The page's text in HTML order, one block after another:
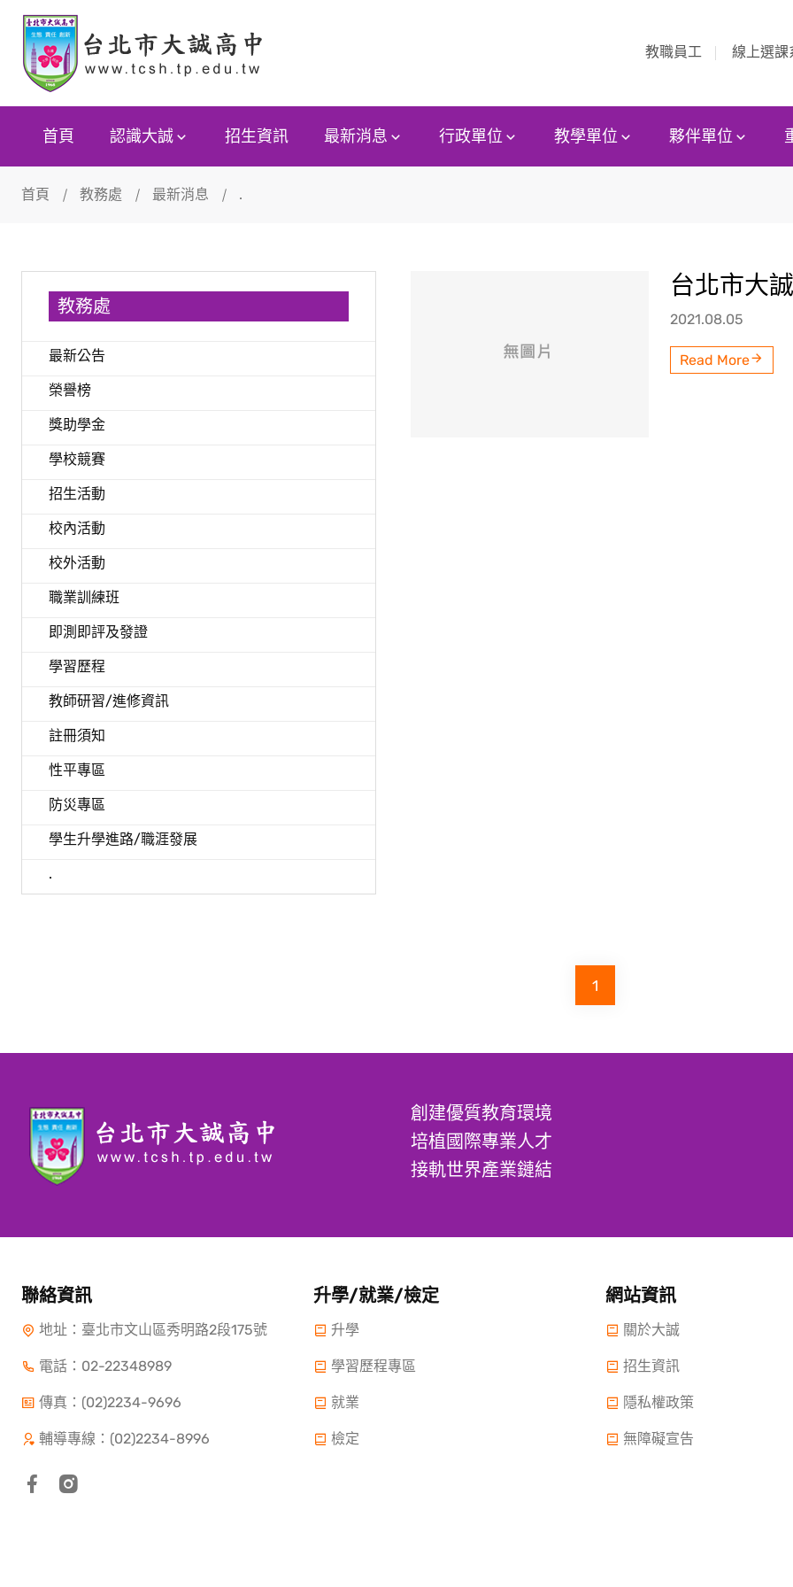
教職員工 線上選課
首頁 認識大誠 招生資訊 最新消息 行政單位 教學單位 夥伴單位
首頁 教務處 最新消息 .
教務處
最新公告
榮譽榜
獎助學金
學校競賽
招生活動
校內活動
校外活動
職業訓練班
即測即評及發證
學習歷程
教師研習/進修資訊
註冊須知
性平專區
防災專區
學生升學進路/職涯發展
.
台北市大
2021.08.05
Read More
1
創建優質教育環境
培植國際專業人才
接軌世界產業鏈結
聯絡資訊
地址：臺北市文山區秀明路2段175號
電話： 02-22348989
傳真：(02)2234-9696
輔導專線：(02)2234-8996
升學/就業/檢定
升學
學習歷程專區
就業
檢定
網站資訊
關於大誠
招生資訊
隱私權政策
無障礙宣告